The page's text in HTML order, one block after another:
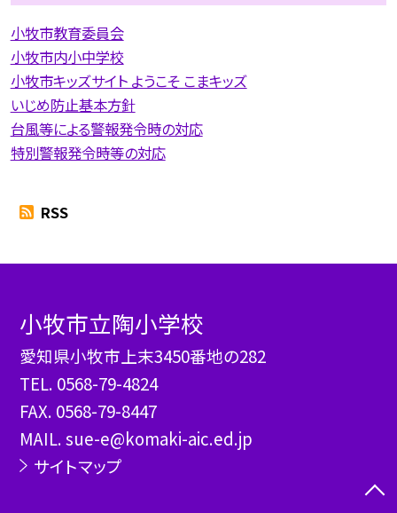
小牧市教育委員会
小牧市内小中学校
小牧市キッズサイト ようこそ こまキッズ
いじめ防止基本方針
台風等による警報発令時の対応
特別警報発令時等の対応
RSS
小牧市立陶小学校
愛知県小牧市上末3450番地の282
TEL. 0568-79-4824
FAX. 0568-79-8447
MAIL. sue-e@komaki-aic.ed.jp
サイトマップ